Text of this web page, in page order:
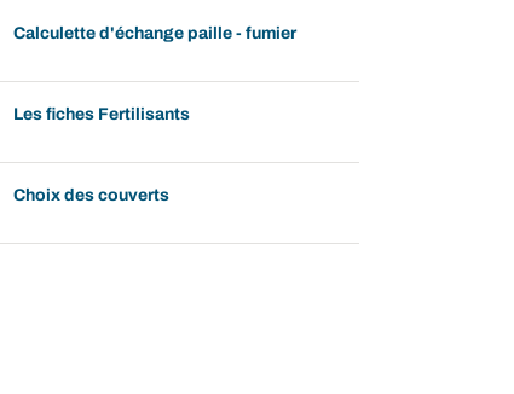
Calculette d'échange paille - fumier
Les fiches Fertilisants
Choix des couverts